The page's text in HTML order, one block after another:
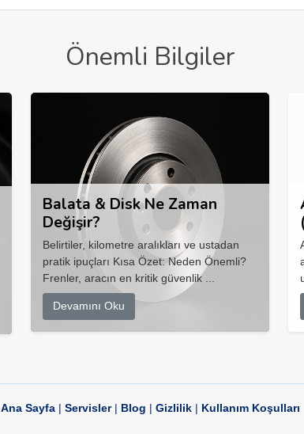
Önemli Bilgiler
Balata & Disk Ne Zaman
Değişir?
Belirtiler, kilometre aralıkları ve ustadan
pratik ipuçları Kısa Özet: Neden Önemli?
Frenler, aracın en kritik güvenlik ...
Devamını Oku
Ana Sayfa| Servisler| Blog | Gizlilik| Kullanım Koşulları